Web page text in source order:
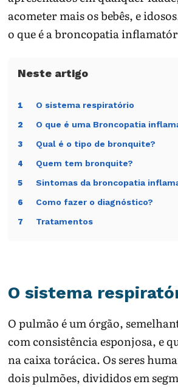
acometer mais os bebês, e
o que é a broncopatia
1 O sistema respiratório
2 O que é uma Broncopatia
3 Qual é o tipo de bronquite?
4 Quem tem bronquite?
5 Sintomas da broncopatia
6 Como fazer o diagnóstico?
7 Tratamentos
O sistema
O pulmão é um órgão,
com consistência esponjosa, e
na caixa torácica. Os seres
dois pulmões, divididos em